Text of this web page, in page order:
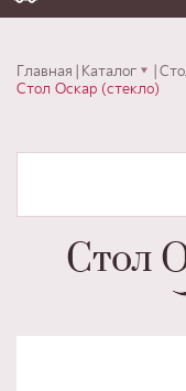
Главная Каталог
Стол Оскар (стекло)
Стол